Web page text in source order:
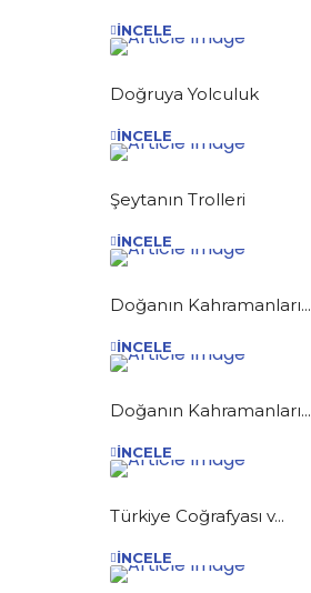
İNCELE
Doğruya Yolculuk
İNCELE
Şeytanın Trolleri
İNCELE
Doğanın Kahramanları...
İNCELE
Doğanın Kahramanları...
İNCELE
Türkiye Coğrafyası v...
İNCELE